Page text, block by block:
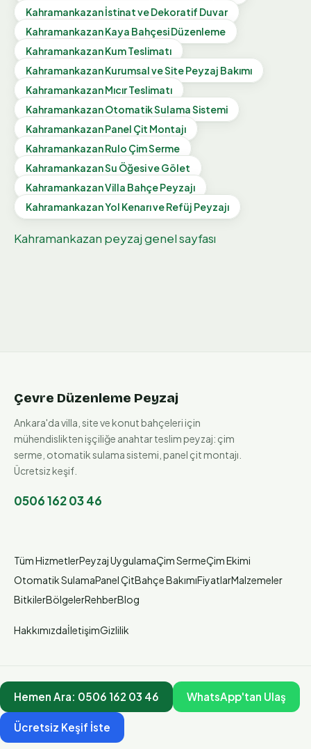
Kahramankazanİstinat ve Dekoratif Duvar
KahramankazanKaya Bahçesi Düzenleme
KahramankazanKum Teslimatı
KahramankazanKurumsal ve Site Peyzaj Bakımı
KahramankazanMıcır Teslimatı
KahramankazanOtomatik Sulama Sistemi
KahramankazanPanel Çit Montajı
KahramankazanRulo Çim Serme
KahramankazanSu Öğesi ve Gölet
KahramankazanVilla Bahçe Peyzajı
KahramankazanYol Kenarı ve Refüj Peyzajı
Kahramankazan peyzaj genel sayfası
Çevre Düzenleme Peyzaj
Ankara'da villa, site ve konut bahçeleri için
mühendislikten işçiliğe anahtar teslim peyzaj: çim
serme, otomatik sulama sistemi, panel çit montajı.
Ücretsiz keşif.
0506 162 03 46
Tüm HizmetlerPeyzaj UygulamaÇim SermeÇim Ekimi
Otomatik SulamaPanel ÇitBahçe BakımıFiyatlarMalzemeler
BitkilerBölgelerRehberBlog
HakkımızdaİletişimGizlilik
Hemen Ara: 0506 162 03 46 WhatsApp'tan Ulaş
Ücretsiz Keşif İste